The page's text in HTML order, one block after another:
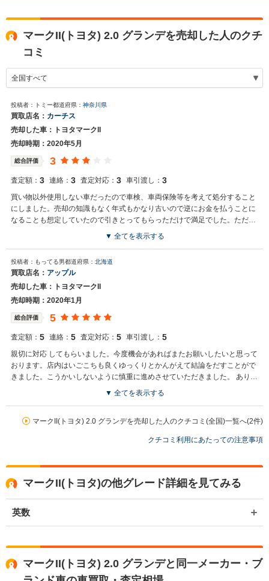
マークII(トヨタ) 2.0 グランデを売却した人のクチ
コミ
投稿者：トミー都道府県： 神奈川県
買取店名： カーチス
売却した車：トヨタマークII
売却時期：2020年5月
総合評価 3
査定額： 3 連絡： 3 査定対応： 3 車引渡し： 3
買い物以外使用しない車だったので車検、車両保険等を考えて処分すること
にしました。売却の知識もなく年式もかなり古いので逆にお金を払うことに
なることも想定していたので引きとってもらっただけで満足でした。ただ車
を店舗まで持って行くことが面倒てした。
▼ 全てを表示する
投稿者：もってる男都道府県： 北海道
買取店名： アップル
売却した車：トヨタマークII
売却時期：2020年1月
総合評価 5
査定額： 5 連絡： 5 査定対応： 5 車引渡し： 5
親切に対応 してもらいました。今度機会があればまたお願いしたいと思って
おります。店内はいごこちも良くゆっくりとかんがえて結論をだすことがで
きました。こうかいしないように慎重に進めさせていただきました。 ありが
▼ 全てを表示する
マークII(トヨタ) 2.0 グランデを売却した人のクチコミ(全国)一覧へ(2件)
クチコミ利用にあたっての注意事項
マークII(トヨタ)の他グレード詳細を見てみる
英数
マークII(トヨタ) 2.0 グランデと同一メーカー・ブ